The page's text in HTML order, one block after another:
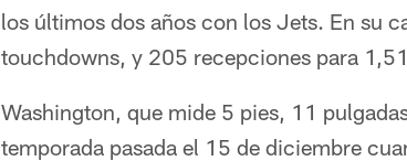
los últimos dos años con los Jets. En su
touchdowns, y 205 recepciones para
Washington, que mide 5 pies, 11
temporada pasada el 15 de diciembre